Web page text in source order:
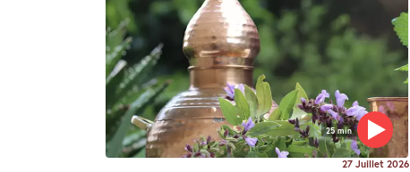
25 min
27 Juillet 2026